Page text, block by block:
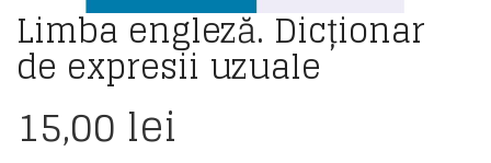
Limba engleză. Dicționar
de expresii uzuale
15,00 lei